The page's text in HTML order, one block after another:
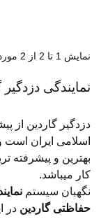
نمایش 1 تا 2 از 2 مورد
نمایندگی دزدگیر
دزدگیر گاردین از
اسلامی ایران است
بهترین و پیشرفته
کار میباشد.
نگهبان سیستم
حفاظتی گاردین در